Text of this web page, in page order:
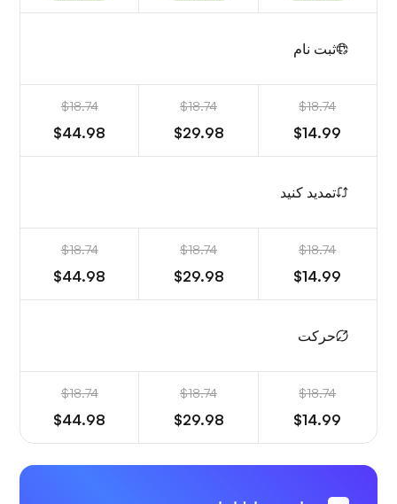
ثبت نام
$18.74
$14.99
$18.74
$29.98
$18.74
$44.98
تمدید کنید
$18.74
$14.99
$18.74
$29.98
$18.74
$44.98
حرکت
$18.74
$14.99
$18.74
$29.98
$18.74
$44.98